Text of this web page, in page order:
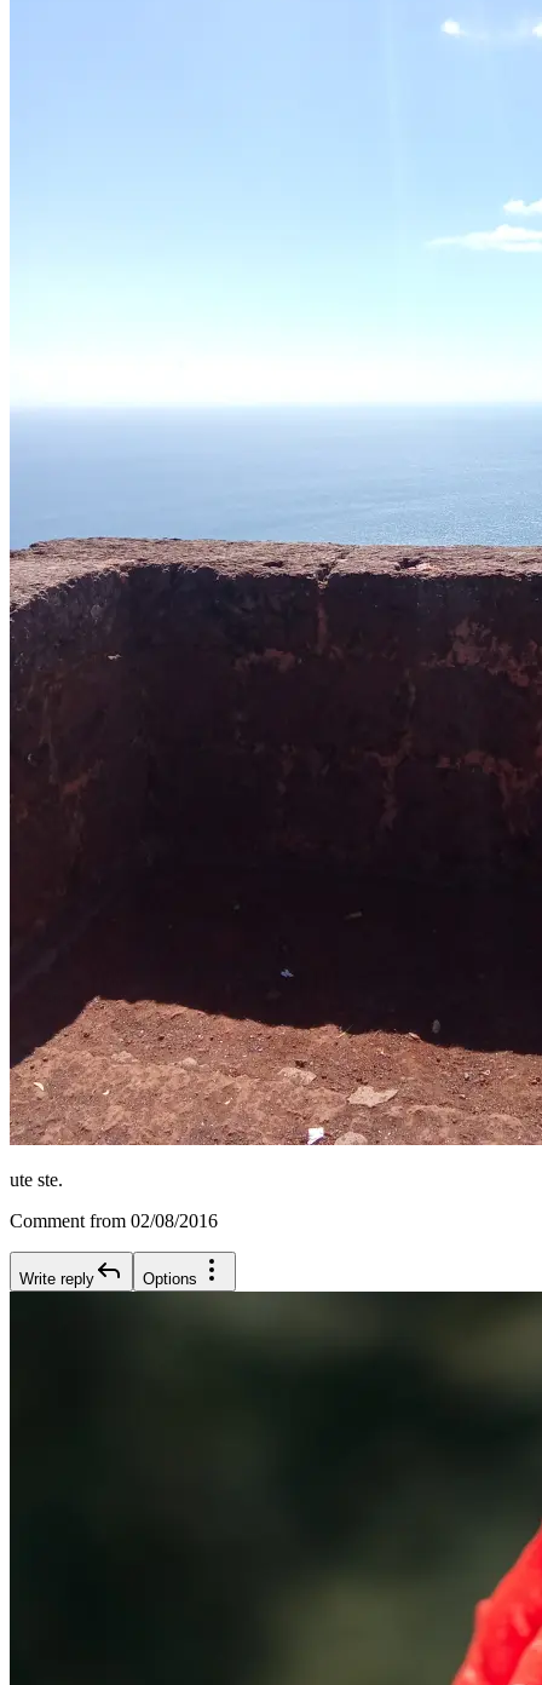
ute ste.
Comment from 02/08/2016
Write reply Options